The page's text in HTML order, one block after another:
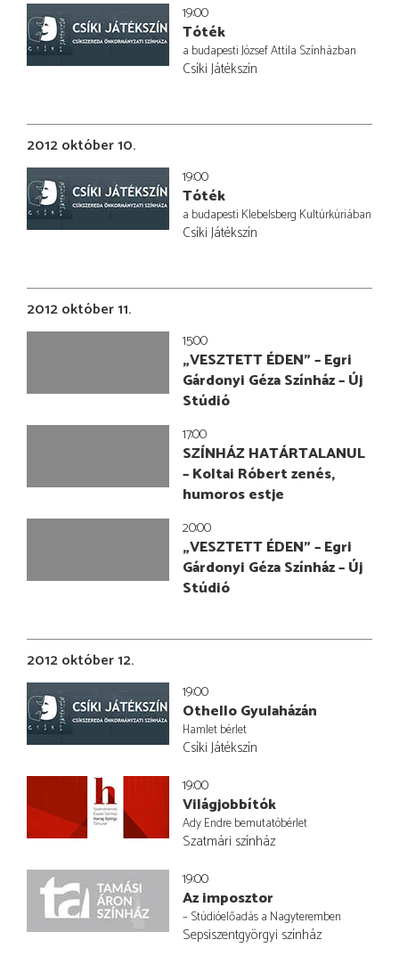
19:00
Tóték
a budapesti József Attila Színházban
Csíki Játékszín
2012 október 10.
19:00
Tóték
a budapesti Klebelsberg Kultúrkúriában
Csíki Játékszín
2012 október 11.
15:00
„VESZTETT ÉDEN” – Egri
Gárdonyi Géza Színház – Új
Stúdió
17:00
SZÍNHÁZ HATÁRTALANUL
– Koltai Róbert zenés,
humoros estje
20:00
„VESZTETT ÉDEN” – Egri
Gárdonyi Géza Színház – Új
Stúdió
2012 október 12.
19:00
Othello Gyulaházán
Hamlet bérlet
Csíki Játékszín
19:00
Világjobbítók
Ady Endre bemutatóbérlet
Szatmári színház
19:00
Az imposztor
– Stúdióelőadás a Nagyteremben
Sepsiszentgyörgyi színház